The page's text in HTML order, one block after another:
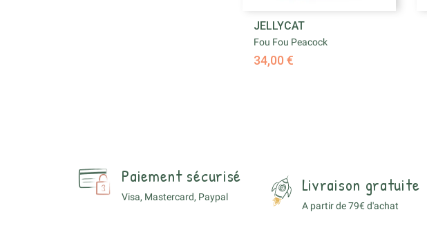
Aperçu rapide
JELLYCAT
Fou Fou Peacock
34,00 €
Paiement sécurisé
Visa, Mastercard, Paypal
Livraison gratuite
A partir de 79€ d'achat